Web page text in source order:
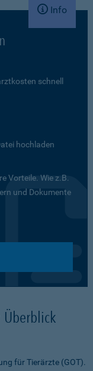
Info
schnell
hochladen
Vorteile. Wie z.B.
und Dokumente
Überblick
für Tierärzte (GOT).